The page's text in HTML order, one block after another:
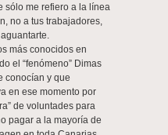
sólo me refiero a la línea
no a tus trabajadores,
más conocidos en
el “fenómeno” Dimas
conocían y que
en ese momento por
de voluntades para
pagar a la mayoría de